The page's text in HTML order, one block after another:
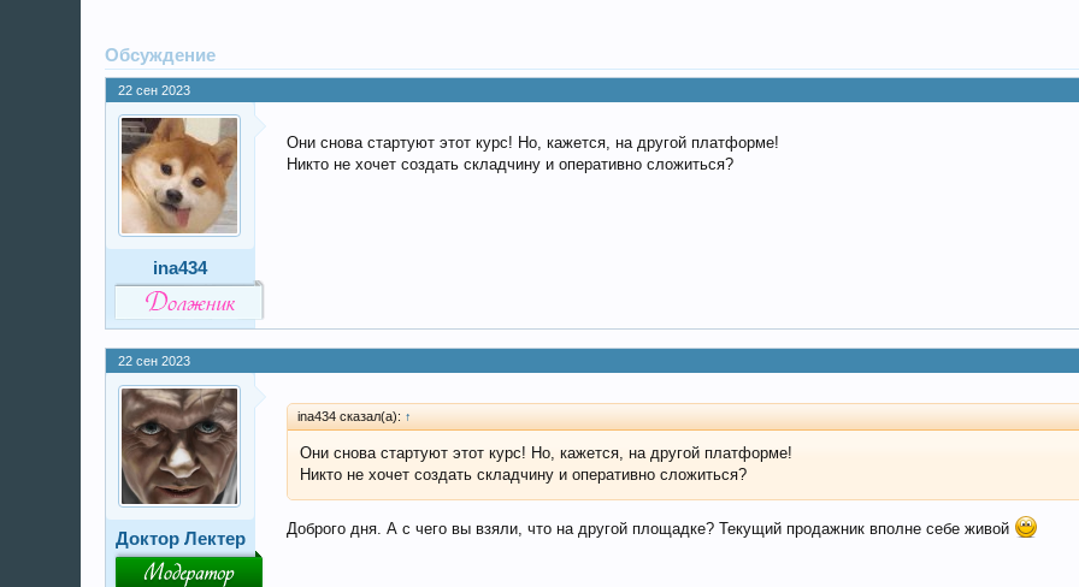
Обсуждение
22 сен 2023
ina434
Они снова стартуют этот курс! Но, кажется, на другой платформе!
Никто не хочет создать складчину и оперативно сложиться?
22 сен 2023
Доктор Лектер
ina434 сказал(а): ↑
Они снова стартуют этот курс! Но, кажется, на другой платформе!
Никто не хочет создать складчину и оперативно сложиться?
Доброго дня. А с чего вы взяли, что на другой площадке? Текущий продажник вполне себе живой